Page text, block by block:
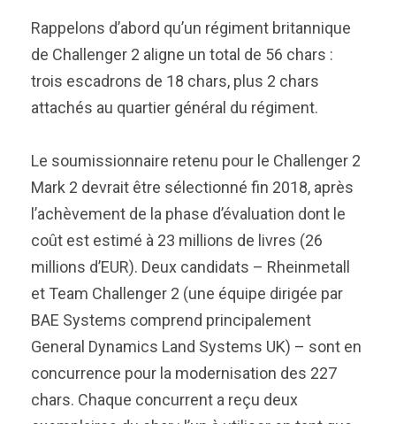
Rappelons d’abord qu’un régiment britannique
de Challenger 2 aligne un total de 56 chars :
trois escadrons de 18 chars, plus 2 chars
attachés au quartier général du régiment.
Le soumissionnaire retenu pour le Challenger 2
Mark 2 devrait être sélectionné fin 2018, après
l’achèvement de la phase d’évaluation dont le
coût est estimé à 23 millions de livres (26
millions d’EUR). Deux candidats – Rheinmetall
et Team Challenger 2 (une équipe dirigée par
BAE Systems comprend principalement
General Dynamics Land Systems UK) – sont en
concurrence pour la modernisation des 227
chars. Chaque concurrent a reçu deux